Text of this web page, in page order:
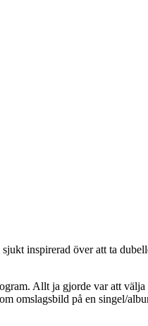
inspirerad över att ta
Allt ja gjorde var att
omslagsbild på en singel/